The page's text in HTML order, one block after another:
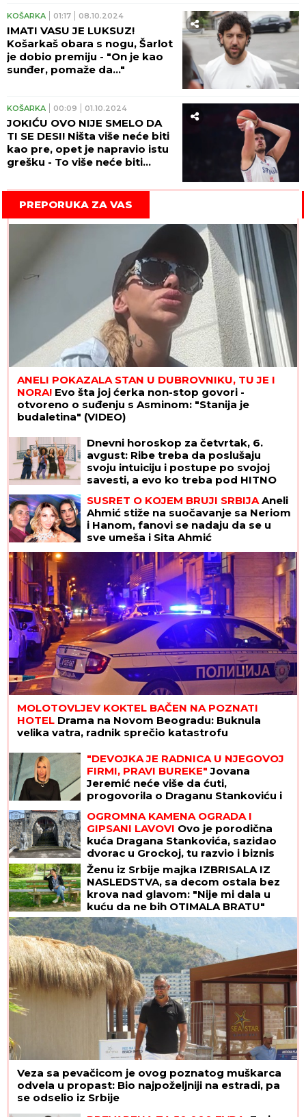
KOŠARKA 01:17 08.10.2024
IMATI VASU JE LUKSUZ!
Košarkaš obara s nogu, Šarlot
je dobio premiju - "On je kao
sunđer, pomaže da..."
KOŠARKA 00:09 01.10.2024
JOKIĆU OVO NIJE SMELO DA
TI SE DESI! Ništa više neće biti
kao pre, opet je napravio istu
grešku - To više neće biti
PREPORUKA ZA VAS
ANELI POKAZALA STAN U DUBROVNIKU, TU JE I
NORA! Evo šta joj ćerka non-stop govori -
otvoreno o suđenju s Asminom: "Stanija je
budaletina" (VIDEO)
Dnevni horoskop za četvrtak, 6.
avgust: Ribe treba da poslušaju
svoju intuiciju i postupe po svojoj
savesti, a evo ko treba pod HITNO
SUSRET O KOJEM BRUJI SRBIJA Aneli
Ahmić stiže na suočavanje sa Neriom
i Hanom, fanovi se nadaju da se u
sve umeša i Sita Ahmić
MOLOTOVLJEV KOKTEL BAČEN NA POZNATI
HOTEL Drama na Novom Beogradu: Buknula
velika vatra, radnik sprečio katastrofu
"DEVOJKA JE RADNICA U NJEGOVOJ
FIRMI, PRAVI BUREKE" Jovana
Jeremić neće više da ćuti,
progovorila o Draganu Stankoviću i
dečka JJ"
OGROMNA KAMENA OGRADA I
GIPSANI LAVOVI Ovo je porodična
kuća Dragana Stankovića, sazidao
dvorac u Grockoj, tu razvio i biznis
(VIDEO)
Ženu iz Srbije majka IZBRISALA IZ
NASLEDSTVA, sa decom ostala bez
krova nad glavom: "Nije mi dala u
kuću da ne bih OTIMALA BRATU"
Veza sa pevačicom je ovog poznatog muškarca
odvela u propast: Bio najpoželjniji na estradi, pa
se odselio iz Srbije